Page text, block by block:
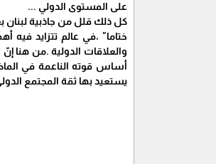
على المستوى الدولي ...
كل ذلك قلل من جاذبية لبنان
ختاما" ،في عالم تتزايد فيه
والعلاقات الدولية .من هنا
أساس قوته الناعمة في
يستعيد بها ثقة المجتمع